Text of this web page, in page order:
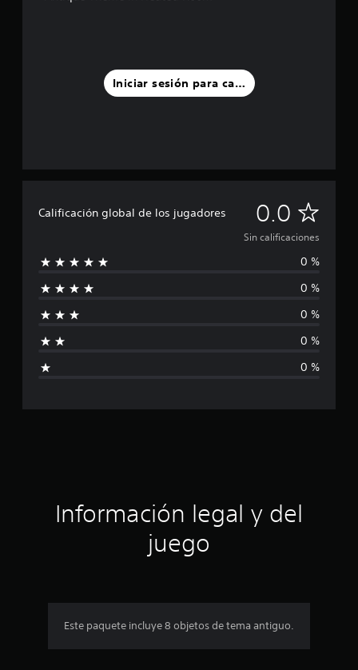
Iniciar sesión para calificar
Calificación global de los jugadores 0.0 S
i
n
c
a
f
a
o
n
e
Sin calificaciones
0 %
0 %
0 %
0 %
0 %
Información legal y del
juego
Este paquete incluye 8 objetos de tema antiguo.